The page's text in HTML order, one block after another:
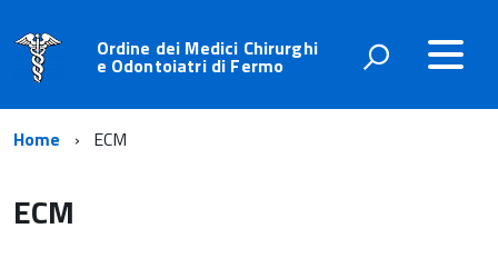
Ordine dei Medici Chirurghi
e Odontoiatri di Fermo
Home ECM
ECM